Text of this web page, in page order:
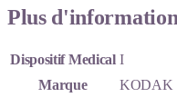
Plus
Dispositif Medical I
Marque
KODAK